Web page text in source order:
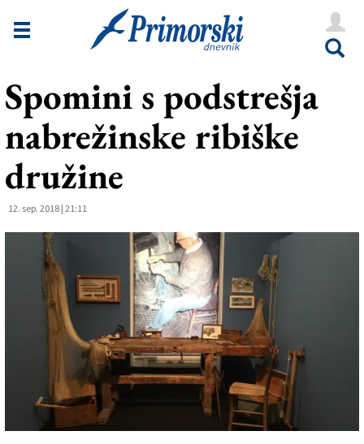
Novice
Goriška
Kultura
Šport
Še
Vreme
V Kioskih
Uredništvo
Zadruga PD
Spomini s podstrešja
nabrežinske ribiške
družine
12. sep. 2018 | 21:11